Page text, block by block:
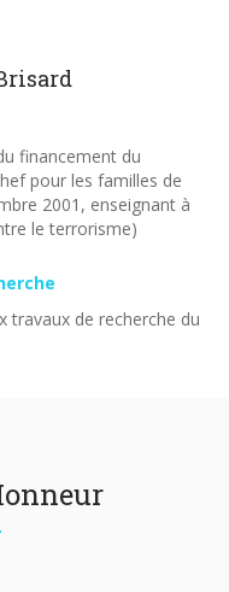
financement du
pour les familles de
2001, enseignant à
le terrorisme)
travaux de recherche du